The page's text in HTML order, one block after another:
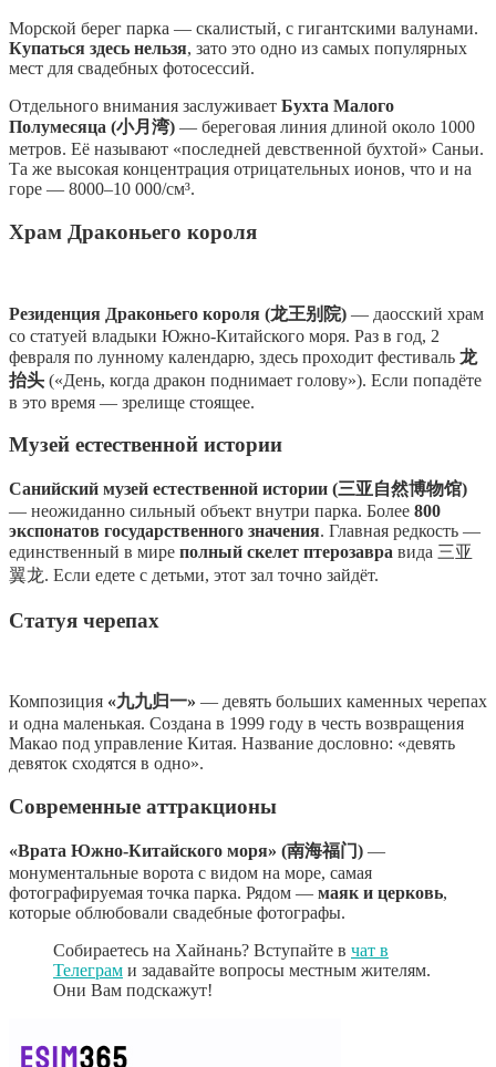
Морской берег парка — скалистый, с гигантскими валунами.
Купаться здесь нельзя, зато это одно из самых популярных
мест для свадебных фотосессий.
Отдельного внимания заслуживает Бухта Малого
Полумесяца (小月湾) — береговая линия длиной около 1000
метров. Её называют «последней девственной бухтой» Саньи.
Та же высокая концентрация отрицательных ионов, что и на
горе — 8000–10 000/см³.
Храм Драконьего короля
Резиденция Драконьего короля (龙王别院) — даосский храм
со статуей владыки Южно-Китайского моря. Раз в год, 2
февраля по лунному календарю, здесь проходит фестиваль 龙
抬头 («День, когда дракон поднимает голову»). Если попадёте
в это время — зрелище стоящее.
Музей естественной истории
Санийский музей естественной истории (三亚自然博物馆)
— неожиданно сильный объект внутри парка. Более 800
экспонатов государственного значения. Главная редкость —
единственный в мире полный скелет птерозавра вида 三亚
翼龙. Если едете с детьми, этот зал точно зайдёт.
Статуя черепах
Композиция «九九归一» — девять больших каменных черепах
и одна маленькая. Создана в 1999 году в честь возвращения
Макао под управление Китая. Название дословно: «девять
девяток сходятся в одно».
Современные аттракционы
«Врата Южно-Китайского моря» (南海福门) —
монументальные ворота с видом на море, самая
фотографируемая точка парка. Рядом — маяк и церковь,
которые облюбовали свадебные фотографы.
Собираетесь на Хайнань? Вступайте в чат в
Телеграм и задавайте вопросы местным жителям.
Они Вам подскажут!